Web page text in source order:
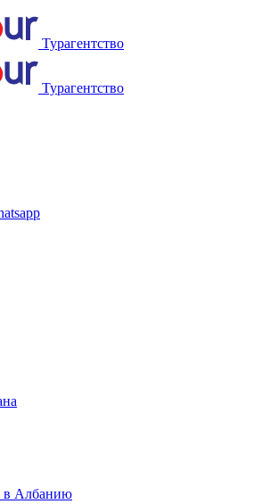
Турагентство
Турагентство
в Албанию